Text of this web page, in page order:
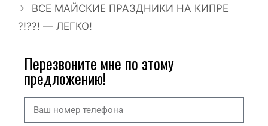
ВСЕ МАЙСКИЕ ПРАЗДНИКИ НА КИПРЕ
?!??! — ЛЕГКО!
Перезвоните мне по этому
предложению!